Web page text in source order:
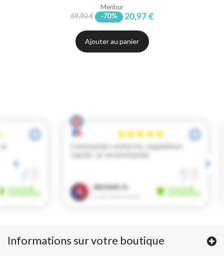
Menbur
69,90 € -70% 20,97 €
Ajouter au panier
Informations sur votre boutique